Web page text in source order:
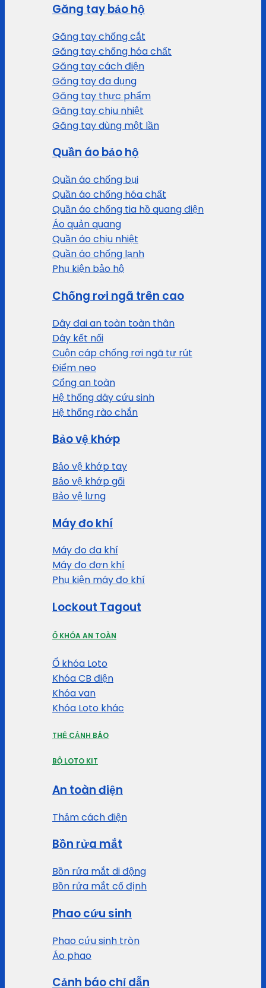
Găng tay bảo hộ
Găng tay chống cắt
Găng tay chống hóa chất
Găng tay cách điện
Găng tay đa dụng
Găng tay thực phẩm
Găng tay chịu nhiệt
Găng tay dùng một lần
Quần áo bảo hộ
Quần áo chống bụi
Quần áo chống hóa chất
Quần áo chống tia hồ quang điện
Áo quản quang
Quần áo chịu nhiệt
Quần áo chống lạnh
Phụ kiện bảo hộ
Chống rơi ngã trên cao
Dây đai an toàn toàn thân
Dây kết nối
Cuộn cáp chống rơi ngã tự rút
Điểm neo
Cổng an toàn
Hệ thống dây cứu sinh
Hệ thống rào chắn
Bảo vệ khớp
Bảo vệ khớp tay
Bảo vệ khớp gối
Bảo vệ lưng
Máy đo khí
Máy đo đa khí
Máy đo đơn khí
Phụ kiện máy đo khí
Lockout Tagout
Ổ KHÓA AN TOÀN
Ổ khóa Loto
Khóa CB điện
Khóa van
Khóa Loto khác
THẺ CẢNH BÁO
BỘ LOTO KIT
An toàn điện
Thảm cách điện
Bồn rửa mắt
Bồn rửa mắt di động
Bồn rửa mắt cố định
Phao cứu sinh
Phao cứu sinh tròn
Áo phao
Cảnh báo chỉ dẫn